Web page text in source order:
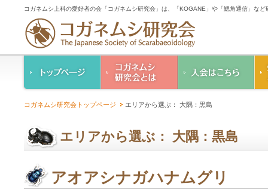
コガネムシ上科の愛好者の会「コガネムシ研究会」は、「KOGANE」や「鰓角通信」な
ご案内
幹事紹介
人情報保護要領
コガネムシ研究会トップページ エリアから選ぶ： 大隅：黒島
エリアから選ぶ： 大隅：黒島
アオアシナガハナムグリ